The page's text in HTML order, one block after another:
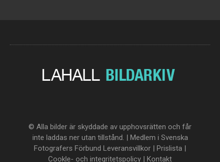
© Alla bilder är skyddade av upphovsrätten och får
inte laddas ner utan tillstånd. | Medlem i Svenska
Fotografers Förbund Leveransvillkor | Prislista |
Cookle- och integritetspolicy | Kontakt